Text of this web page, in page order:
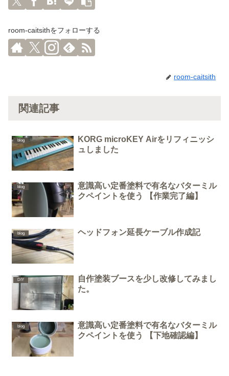
room-caitsithをフォローする
room-caitsith
関連記事
blog
KORG microKEY Airをリフィニッシ
ュしました
blog
意識高い定番塗料で有名なバターミル
クペイントを使う 【作業完了編】
blog ヘッドフォン延長ケーブル作成記
DIY
自作塗装ブースを少し改修してみまし
た。
blog
意識高い定番塗料で有名なバターミル
クペイントを使う 【下地確認編】